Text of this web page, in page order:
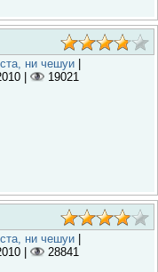
ни чешуи
19021
ни чешуи
28841